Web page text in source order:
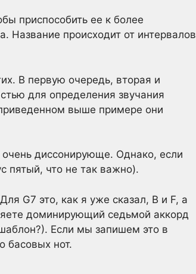
приспособить ее к более
Название происходит от интервалов
В первую очередь, вторая и
для определения звучания
выше примере они
диссонирующе. Однако, если
пятый, что не так важно).
G7 это, как я уже сказал, B и F, а
доминирующий седьмой аккорд
Если мы запишем это в
басовых нот.